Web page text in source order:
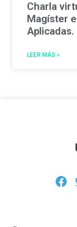
Charla
Magíster
Aplicadas.
LEER MÁS »